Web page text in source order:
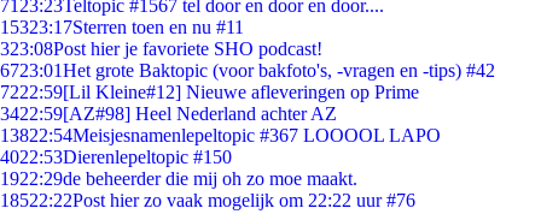
71 23:23Teltopic #1567 tel door en door en door....
15323:17Sterren toen en nu #11
323:08Post hier je favoriete SHO podcast!
6723:01Het grote Baktopic (voor bakfoto's, -vragen en -tips) #42
7222:59[Lil Kleine#12] Nieuwe afleveringen op Prime
3422:59[AZ#98] Heel Nederland achter AZ
13822:54Meisjesnamenlepeltopic #367 LOOOOL LAPO
4022:53Dierenlepeltopic #150
1922:29de beheerder die mij oh zo moe maakt.
18522:22Post hier zo vaak mogelijk om 22:22 uur #76